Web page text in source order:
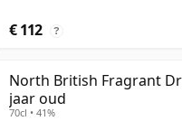
€ 112 ?
North British Fragrant
jaar oud
70cl • 41%